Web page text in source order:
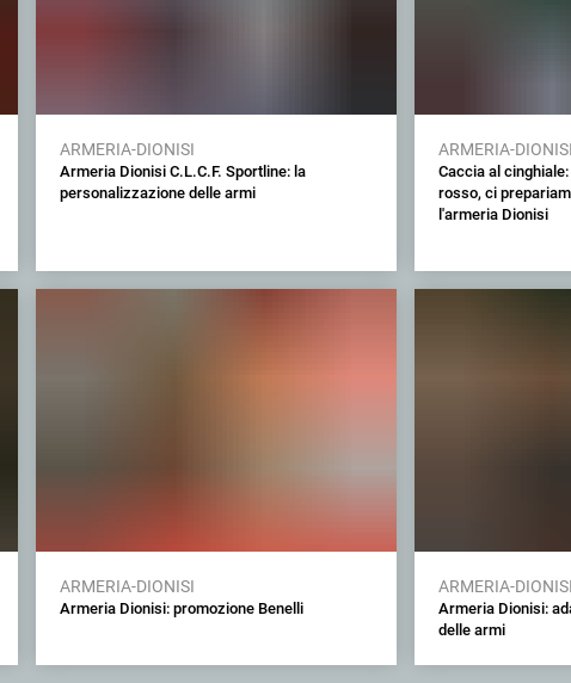
ARMERIA-DIONISI
Armeria Dionisi C.L.C.F. Sportline: la
personalizzazione delle armi
ARMERIA-DIONISI
Caccia al
rosso, ci
l'armeria Dionisi
ARMERIA-DIONISI
Armeria Dionisi: promozione Benelli
ARMERIA-DIONISI
Armeria Dionisi:
delle armi